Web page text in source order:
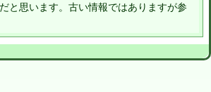
と思います。古い情報ではありますが参